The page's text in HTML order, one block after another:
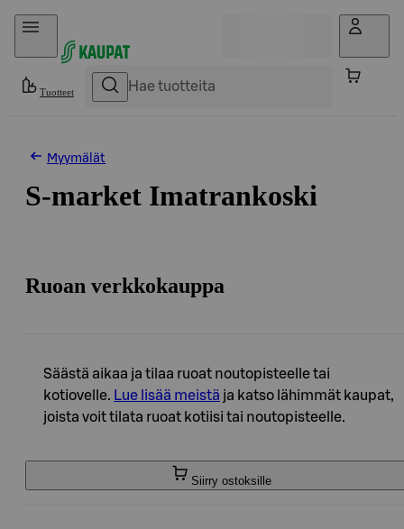
Hyppää sisältöön
Tuotteet
Myymälät
S-market Imatrankoski
Ruoan verkkokauppa
Säästä aikaa ja tilaa ruoat noutopisteelle tai
kotiovelle. Lue lisää meistä ja katso lähimmät kaupat,
joista voit tilata ruoat kotiisi tai noutopisteelle.
Siirry ostoksille